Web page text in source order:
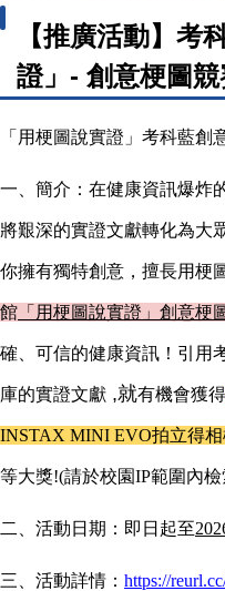
【推廣活動】考
證」- 創意梗圖
「用梗圖說實證」考科藍創
一、簡介：在健康資訊爆炸
將艱深的實證文獻轉化為大
你擁有獨特創意，擅長用梗
館 「用梗圖說實證」創意梗
確、可信的健康資訊！ 引用
庫的實證文獻 ,就有機會獲得
INSTAX MINI EVO拍立得相
等大獎!(請於校園IP範圍內
二、活動日期：即日起至
三、活動詳情： https://